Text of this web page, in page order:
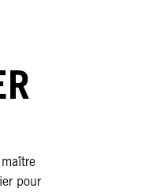
pour